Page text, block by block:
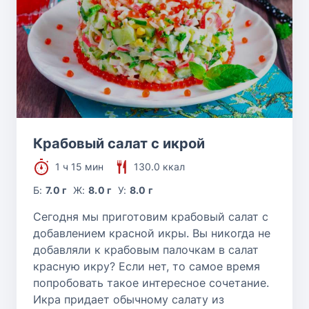
Крабовый салат с икрой
1 ч 15 мин
130.0 ккал
Б:7.0 г Ж: 8.0 г У: 8.0 г
Сегодня мы приготовим крабовый салат с
добавлением красной икры. Вы никогда не
добавляли к крабовым палочкам в салат
красную икру? Если нет, то самое время
попробовать такое интересное сочетание.
Икра придает обычному салату из